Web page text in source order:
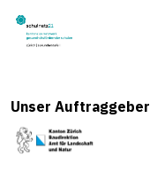
Unser Auftraggeber